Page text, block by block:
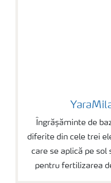
Îngrășăminte de
diferite din cele trei
care se aplică pe sol
pentru fertilizarea